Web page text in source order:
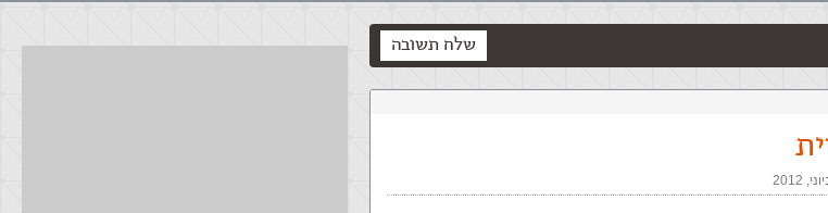
שלח תשובה